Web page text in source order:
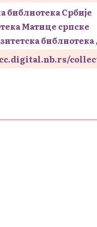
библиотека Србије
Матице српске